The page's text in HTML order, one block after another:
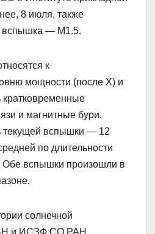
8 июля, также
вспышка — M1.5.
к
мощности (после X) и
и магнитные бури.
текущей вспышки — 12
по длительности
Обе вспышки произошли в
солнечной
и ИСЗФ СО РАН